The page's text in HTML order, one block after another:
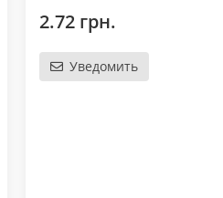
2.72 грн.
Уведомить